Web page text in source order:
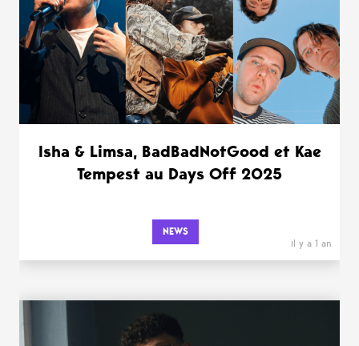
Isha & Limsa, BadBadNotGood et Kae
Tempest au Days Off 2025
NEWS
il y a 1 an